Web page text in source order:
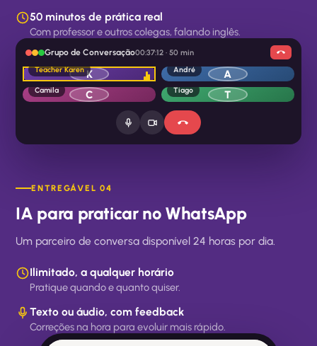
50 minutos de prática real
Com professor e outros colegas, falando inglês.
Grupo de Conversação00:37:12 · 50 min
K
Teacher Karen A
André
C
Camila T
Tiago
ENTREGÁVEL 04
IA para praticar no WhatsApp
Um parceiro de conversa disponível 24 horas por dia.
Ilimitado, a qualquer horário
Pratique quando e quanto quiser.
Texto ou áudio, com feedback
Correções na hora para evoluir mais rápido.